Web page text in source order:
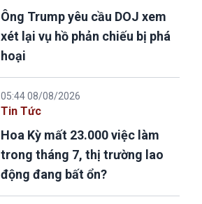
Ông Trump yêu cầu DOJ xem
xét lại vụ hồ phản chiếu bị phá
hoại
05:44 08/08/2026
Tin Tức
Hoa Kỳ mất 23.000 việc làm
trong tháng 7, thị trường lao
động đang bất ổn?